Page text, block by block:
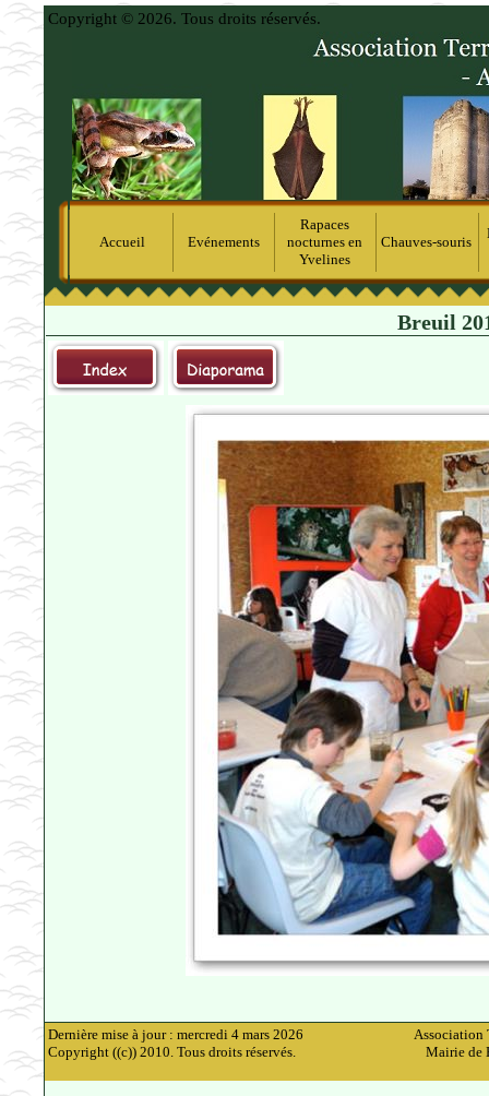
Copyright © 2026. Tous droits réservés.
Accueil Evénements
Rapaces
nocturnes en
Yvelines
Chauves-souris
Breuil
Dernière mise à jour : mercredi 4 mars 2026
Copyright ((c)) 2010. Tous droits réservés.
Association
Mairie de